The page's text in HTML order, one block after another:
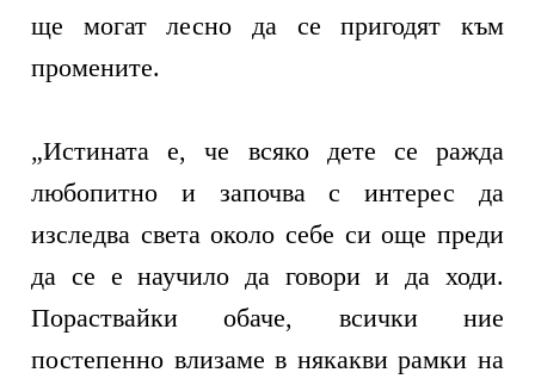
ще могат лесно да се пригодят към
промените.
„Истината е, че всяко дете се ражда
любопитно и започва с интерес да
изследва света около себе си още преди
да се е научило да говори и да ходи.
Пораствайки обаче, всички ние
постепенно влизаме в някакви рамки на